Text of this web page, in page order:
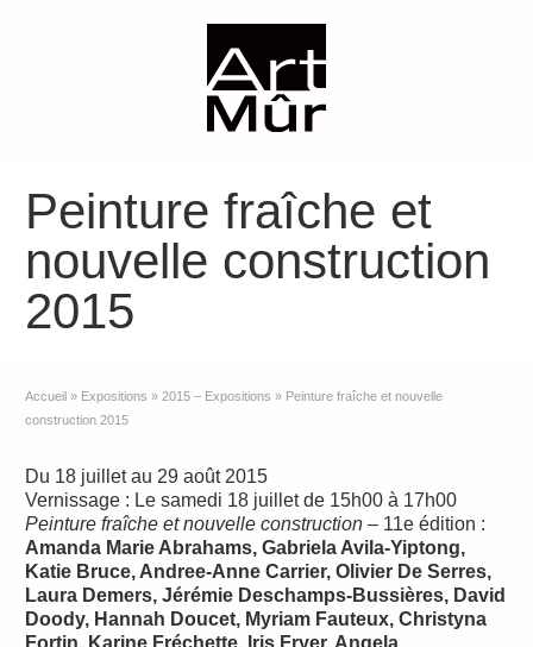
Peinture fraîche et
nouvelle construction
2015
Accueil » Expositions » 2015 – Expositions » Peinture fraîche et nouvelle
construction 2015
Du 18 juillet au 29 août 2015
Vernissage : Le samedi 18 juillet de 15h00 à 17h00
Peinture fraîche et nouvelle construction – 11e édition :
Amanda Marie Abrahams, Gabriela Avila-Yiptong,
Katie Bruce, Andree-Anne Carrier, Olivier De Serres,
Laura Demers, Jérémie Deschamps-Bussières, David
Doody, Hannah Doucet, Myriam Fauteux, Christyna
Fortin, Karine Fréchette, Iris Fryer, Angela